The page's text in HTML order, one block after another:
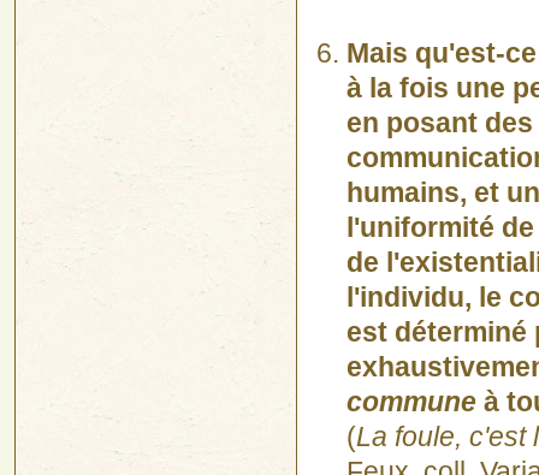
Mais qu'est-
à la fois une
en posant
humains, et
l'uniformité
de
l'individu, le
est déterminé
communeà
(La foule, c'est